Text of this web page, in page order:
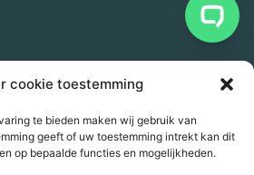
cookie toestemming
te bieden maken wij gebruik van
geeft of uw toestemming intrekt kan dit
op bepaalde functies en mogelijkheden.